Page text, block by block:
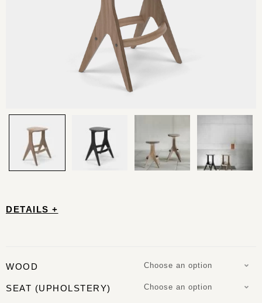
DETAILS +
WOOD Choose an option
SEAT (UPHOLSTERY) Choose an option